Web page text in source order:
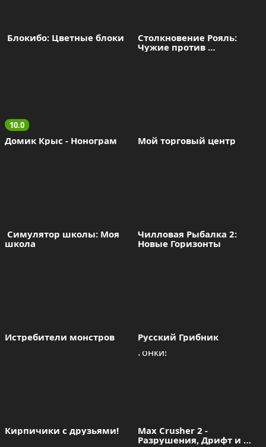
Блокибо: Цветные блоки
Столкновение Рояль:
Чужие против
10.0
Домик Крыс - Нонограм Мой торговый центр
Симулятор школы: Моя
школа
Чилловая Рыбалка 2:
Новые Горизонты
Истребители монстров Русский Грибник
Кирпичики с друзьями!
Max Crusher 2 -
Разрушения, Дрифт и